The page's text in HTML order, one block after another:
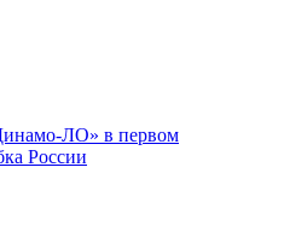
ЛО» в первом
России